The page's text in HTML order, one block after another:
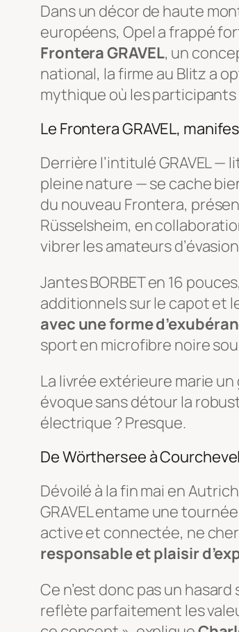
Dans un décor de haute
européens, Opel a frappé
Frontera GRAVEL, un
national, la firme au Blitz a
mythique où les
Le Frontera GRAVEL,
Derrière l’intitulé GRAVEL
pleine nature — se cache
du nouveau Frontera,
Rüsselsheim, en
vibrer les amateurs
Jantes BORBET en 16
additionnels sur le capot et
avec une forme
sport en microfibre noire
La livrée extérieure marie
évoque sans détour la
électrique ? Presque.
De Wörthersee à
Dévoilé à la fin mai en
GRAVEL entame une
active et connectée, ne
responsable et plaisir
Ce n’est donc pas un
reflète parfaitement les